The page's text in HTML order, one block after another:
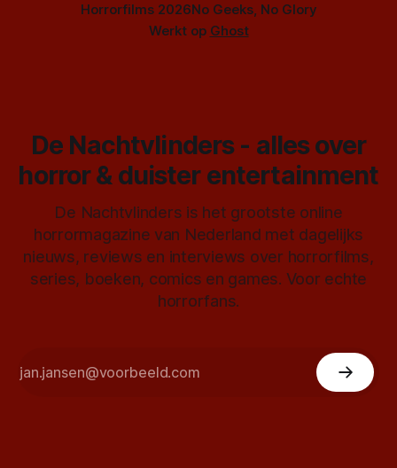
Horrorfilms 2026No Geeks, No Glory
Werkt op Ghost
De Nachtvlinders - alles over
horror & duister entertainment
De Nachtvlinders is het grootste online
horrormagazine van Nederland met dagelijks
nieuws, reviews en interviews over horrorfilms,
series, boeken, comics en games. Voor echte
horrorfans.